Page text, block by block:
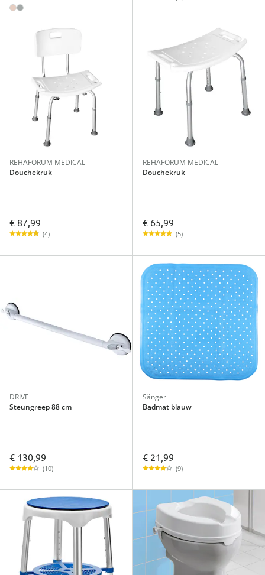
REHAFORUM MEDICAL
Douchekruk
€ 87,99
(4)
REHAFORUM MEDICAL
Douchekruk
€ 65,99
(5)
DRIVE
Steungreep 88 cm
€ 130,99
(10)
Sänger
Badmat blauw
€ 21,99
(9)